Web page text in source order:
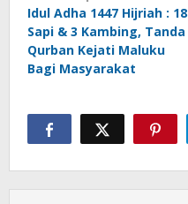
navigation
Idul Adha 1447 Hijriah : 18
Sapi & 3 Kambing, Tanda
Qurban Kejati Maluku
Bagi Masyarakat